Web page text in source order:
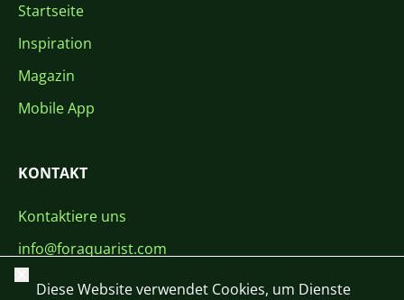
Startseite
Inspiration
Magazin
Mobile App
KONTAKT
Kontaktiere uns
info@foraquarist.com
+420 603 449 602
Schließen
Diese Website verwendet Cookies, um Dienste